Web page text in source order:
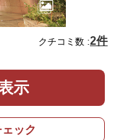
クチコミ数 :2件
示
ック